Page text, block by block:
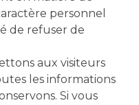
personnel
de refuser de
aux visiteurs
les informations
Si vous